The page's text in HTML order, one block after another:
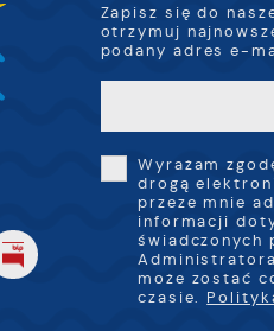
Zapisz się do
otrzymuj
podany adres e-
Wyrażam
drogą
przeze mnie
informacji
świadczonych
Administratora
może zostać
czasie.